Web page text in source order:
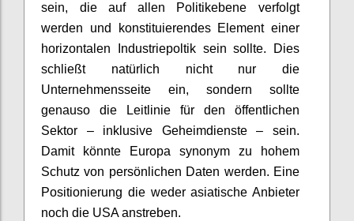
sein, die auf allen Politikebene verfolgt
werden und konstituierendes Element einer
horizontalen Industriepoltik sein sollte. Dies
schließt natürlich nicht nur die
Unternehmensseite ein, sondern sollte
genauso die Leitlinie für den öffentlichen
Sektor – inklusive Geheimdienste – sein.
Damit könnte Europa synonym zu hohem
Schutz von persönlichen Daten werden. Eine
Positionierung die weder asiatische Anbieter
noch die USA anstreben.